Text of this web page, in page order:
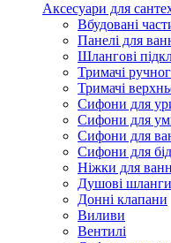
Аксесуари для
Вбудовані
Панелі для
Шлангові
Тримачі
Тримачі
Сифони для
Сифони для
Сифони для
Сифони для
Ніжки для
Душові шланги
Донні клапани
Виливи
Вентилі